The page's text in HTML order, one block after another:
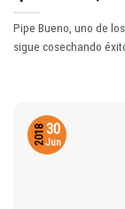
Pipe Bueno, uno de
sigue cosechando
30
Jun
2018